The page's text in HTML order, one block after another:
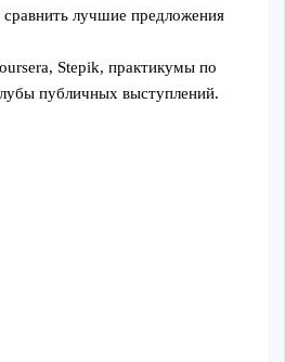
лучшие предложения
Stepik, практикумы по
публичных выступлений.